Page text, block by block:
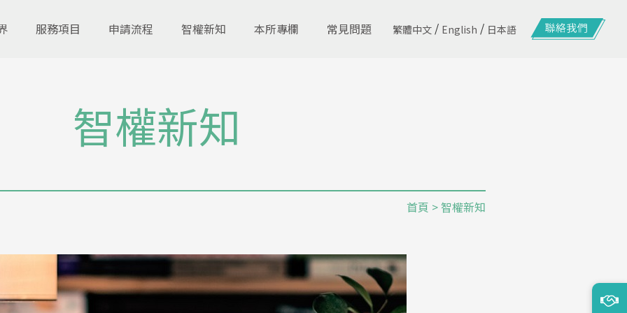
服務項目 申請流程 智權新知 本所專欄 常見問題 繁體中文 / English / 日本語
智權新知
首頁 > 智權新知